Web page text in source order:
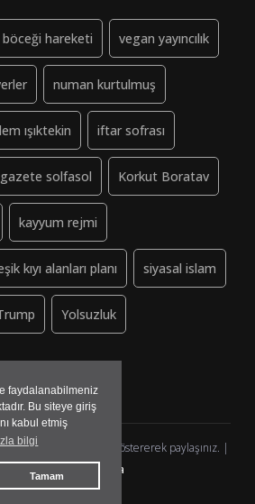
faydalanabilmeniz
Bu siteye giriş
kabul etmiş
bilgi
Tamam
hareketi vegan yayıncılık
numan kurtulmuş
ışıktekin iftar sofrası
gazete solfasol Korkut Boratav
kayyum rejmi
kıyı alanları planı siyasal islam
Yolsuzluk
- Lütfen kaynak göstererek paylaşınız. |
madmedya